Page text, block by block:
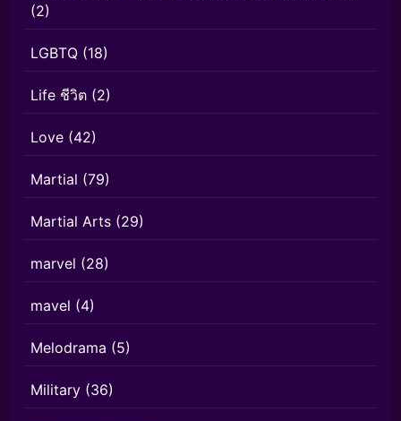
(2)
LGBTQ (18)
Life ชีวิต (2)
Love (42)
Martial (79)
Martial Arts (29)
marvel (28)
mavel (4)
Melodrama (5)
Military (36)